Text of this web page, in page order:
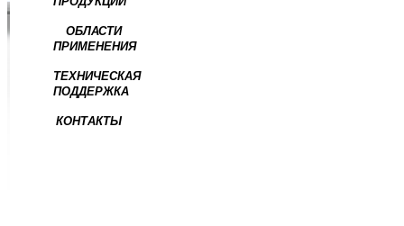
ОБЛАСТИ
ПРИМЕНЕНИЯ
ТЕХНИЧЕСКАЯ
ПОДДЕРЖКА
КОНТАКТЫ